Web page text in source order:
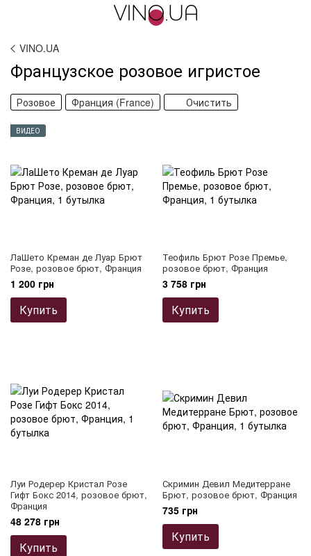
VINO.UA
Французское розовое игристое
Розовое Франция (France) Очистить
ВИДЕО
ЛаШето Креман де Луар Брют
Розе, розовое брют, Франция
1 200 грн
Купить
Теофиль Брют Розе Премье,
розовое брют, Франция
3 758 грн
Купить
Луи Родерер Кристал Розе
Гифт Бокс 2014, розовое брют,
Франция
48 278 грн
Купить
Скримин Девил Медитерране
Брют, розовое брют, Франция
735 грн
Купить